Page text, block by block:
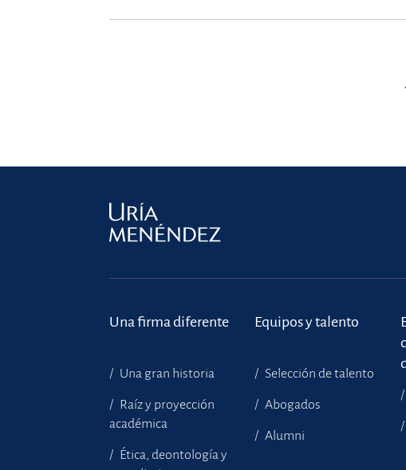
Una firma diferente
Una gran historia
Raíz y proyección
académica
Ética, deontología y
Equipos y talento
Selección de talento
Abogados
Alumni